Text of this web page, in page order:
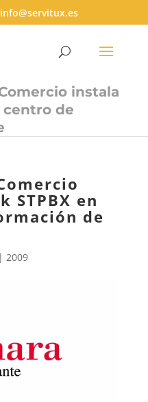
info@servitux.es
instala
centro de
STPBX en
de
2009